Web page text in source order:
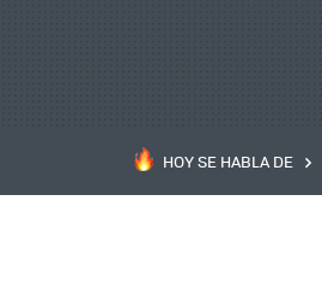
HOY SE HABLA DE